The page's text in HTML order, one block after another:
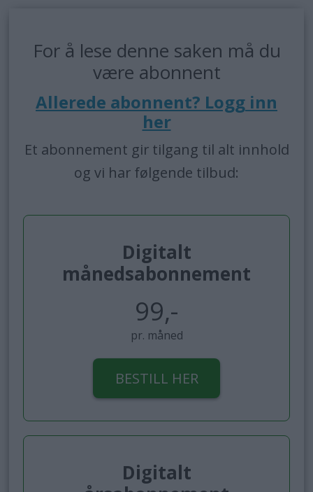
For å lese denne saken må du
være abonnent
Allerede abonnent? Logg inn
her
Et abonnement gir tilgang til alt innhold
og vi har følgende tilbud:
Digitalt
månedsabonnement
99,-
pr. måned
BESTILL HER
Digitalt